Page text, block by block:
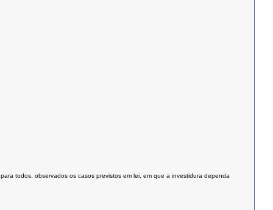
todos, observados os casos previstos em lei, em que a investidura dependa